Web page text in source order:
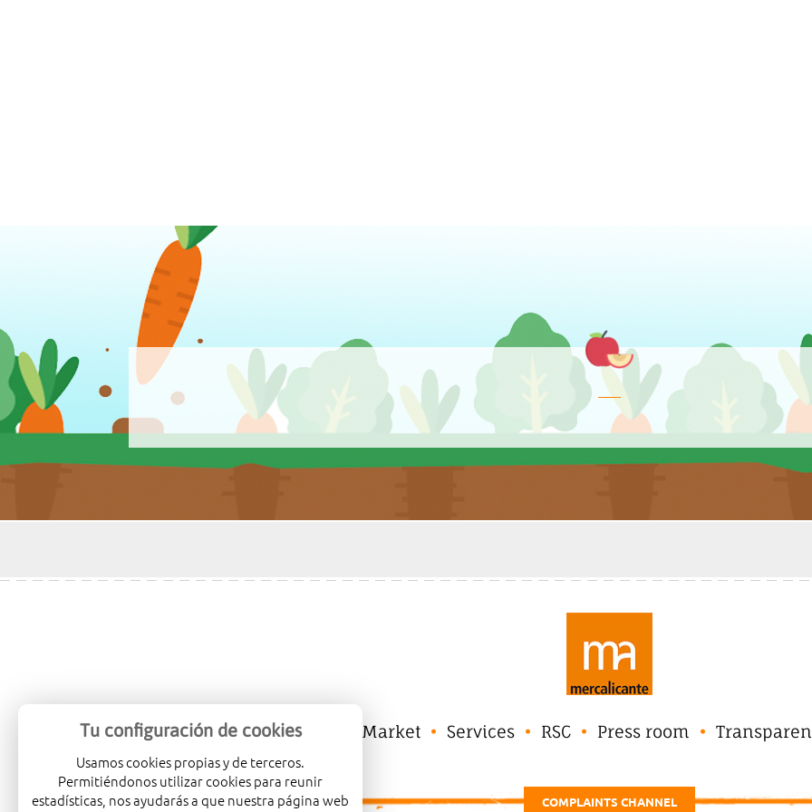
Mercalicante Company Market Services RSC Press room
COMPLAINTS CHANNEL
Tu configuración de cookies
Usamos cookies propias y de terceros.
Permitiéndonos utilizar cookies para reunir
estadísticas, nos ayudarás a que nuestra página web